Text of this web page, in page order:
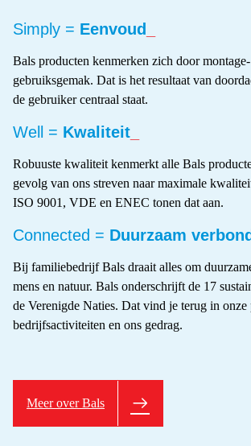
Simply = Eenvoud
Bals producten kenmerken zich door
gebruiksgemak. Dat is het resultaat van
de gebruiker centraal staat.
Well = Kwaliteit
Robuuste kwaliteit kenmerkt alle Bals
gevolg van ons streven naar maximale
ISO 9001, VDE en ENEC tonen dat aan.
Connected = Duurzaam
Bij familiebedrijf Bals draait alles om
mens en natuur. Bals onderschrijft de 17
de Verenigde Naties. Dat vind je terug in onze
bedrijfsactiviteiten en ons gedrag.
Meer over Bals